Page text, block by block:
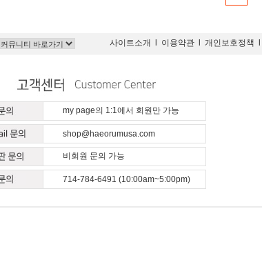
사이트소개 이용약관 개인보호정책
my page의 1:1에서 회원만 가능
shop@haeorumusa.com
비회원 문의 가능
714-784-6491 (10:00am~5:00pm)